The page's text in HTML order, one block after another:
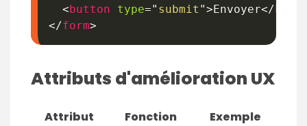
<button type=" submit ">Envoyer</
</form>
Attributs d'amélioration UX
Attribut Fonction Exemple